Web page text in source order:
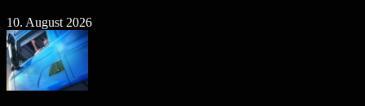
10. August 2026